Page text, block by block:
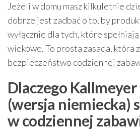
Jeżeli w domu masz kilkuletnie
dobrze jest zadbać o to, by
wyłącznie dla tych, które
wiekowe. To prosta zasada, która
bezpieczeństwo codziennej
Dlaczego
(wersja niemiecka)
w codziennej